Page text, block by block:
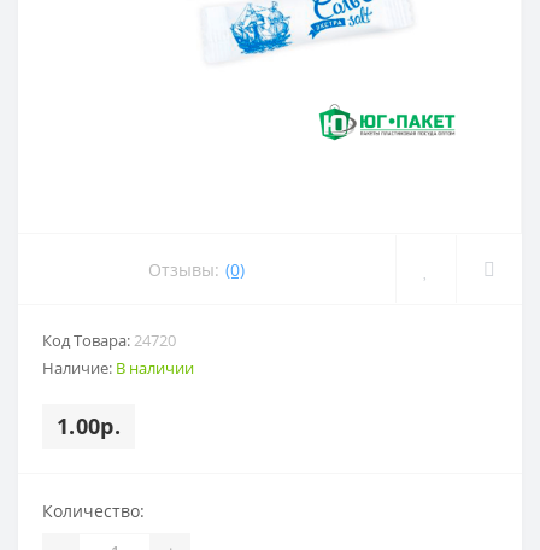
Отзывы: (0)
Код Товара:24720
Наличие: В наличии
1.00р.
Количество: